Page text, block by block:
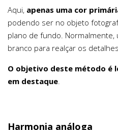
Aqui, apenas uma cor
podendo ser no objeto
plano de fundo. Normalmente,
branco para realçar os
O objetivo deste método é
em destaque.
Harmonia análoga